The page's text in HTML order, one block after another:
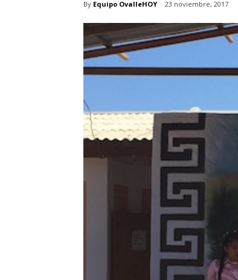
By Equipo OvalleHOY 23 noviembre, 2017